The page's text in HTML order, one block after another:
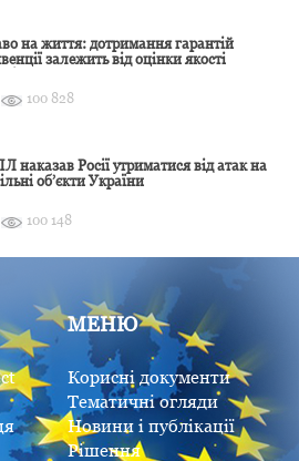
на життя: дотримання гарантій
залежить від оцінки якості
100 828
наказав Росії утриматися від атак на
об’єкти України
100 148
МЕНЮ
Корисні документи
Тематичні огляди
Новини і публікації
Рішення